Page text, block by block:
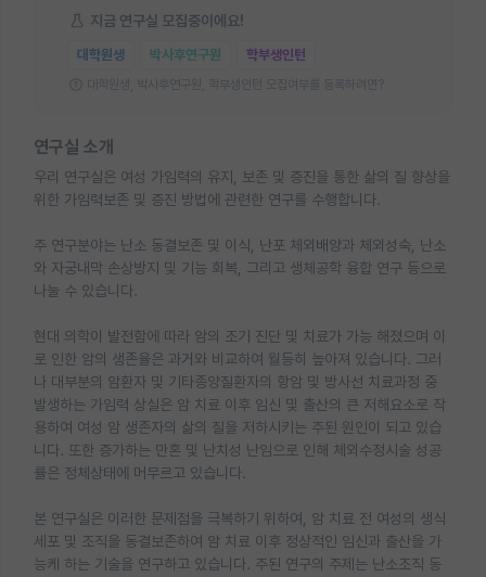
지금 연구실 모집중이에요!
대학원생 박사후연구원 학부생인턴
대학원생, 박사후연구원, 학부생인턴 모집여부를 등록하려면?
연구실 소개
우리 연구실은 여성 가임력의 유지, 보존 및 증진을 통한 삶의 질 향상을
위한 가임력보존 및 증진 방법에 관련한 연구를 수행합니다.
주 연구분야는 난소 동결보존 및 이식, 난포 체외배양과 체외성숙, 난소
와 자궁내막 손상방지 및 기능 회복, 그리고 생체공학 융합 연구 등으로
나눌 수 있습니다.
현대 의학이 발전함에 따라 암의 조기 진단 및 치료가 가능 해졌으며 이
로 인한 암의 생존율은 과거와 비교하여 월등히 높아져 있습니다. 그러
나 대부분의 암환자 및 기타종양질환자의 항암 및 방사선 치료과정 중
발생하는 가임력 상실은 암 치료 이후 임신 및 출산의 큰 저해요소로 작
용하여 여성 암 생존자의 삶의 질을 저하시키는 주된 원인이 되고 있습
니다. 또한 증가하는 만혼 및 난치성 난임으로 인해 체외수정시술 성공
률은 정체상태에 머무르고 있습니다.
본 연구실은 이러한 문제점을 극복하기 위하여, 암 치료 전 여성의 생식
세포 및 조직을 동결보존하여 암 치료 이후 정상적인 임신과 출산을 가
능케 하는 기술을 연구하고 있습니다. 주된 연구의 주제는 난소조직 동